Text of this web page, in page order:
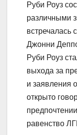
Руби Роуз
различными
встречалась
Джонни
Руби Роуз
выхода за
и заявления
открыто
равенство